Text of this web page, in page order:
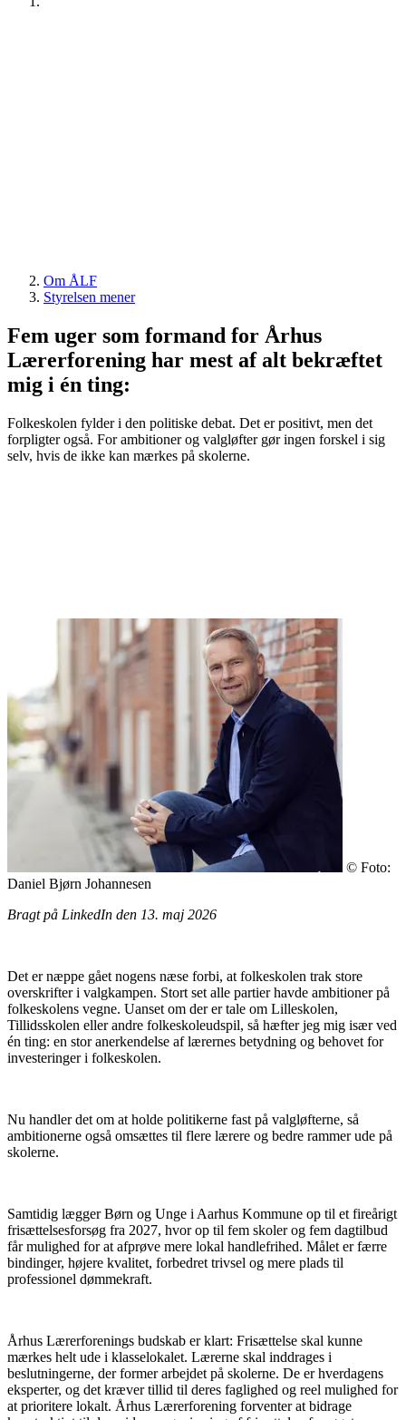
Om ÅLF
Styrelsen mener
Fem uger som formand for Århus
Lærerforening har mest af alt bekræftet
mig i én ting:
Folkeskolen fylder i den politiske debat. Det er positivt, men det
forpligter også. For ambitioner og valgløfter gør ingen forskel i sig
selv, hvis de ikke kan mærkes på skolerne.
© Foto:
Daniel Bjørn Johannesen
Bragt på LinkedIn den 13. maj 2026
Det er næppe gået nogens næse forbi, at folkeskolen trak store
overskrifter i valgkampen. Stort set alle partier havde ambitioner på
folkeskolens vegne. Uanset om der er tale om Lilleskolen,
Tillidsskolen eller andre folkeskoleudspil, så hæfter jeg mig især ved
én ting: en stor anerkendelse af lærernes betydning og behovet for
investeringer i folkeskolen.
Nu handler det om at holde politikerne fast på valgløfterne, så
ambitionerne også omsættes til flere lærere og bedre rammer ude på
skolerne.
Samtidig lægger Børn og Unge i Aarhus Kommune op til et fireårigt
frisættelsesforsøg fra 2027, hvor op til fem skoler og fem dagtilbud
får mulighed for at afprøve mere lokal handlefrihed. Målet er færre
bindinger, højere kvalitet, forbedret trivsel og mere plads til
professionel dømmekraft.
Århus Lærerforenings budskab er klart: Frisættelse skal kunne
mærkes helt ude i klasselokalet. Lærerne skal inddrages i
beslutningerne, der former arbejdet på skolerne. De er hverdagens
eksperter, og det kræver tillid til deres faglighed og reel mulighed for
at prioritere lokalt. Århus Lærerforening forventer at bidrage